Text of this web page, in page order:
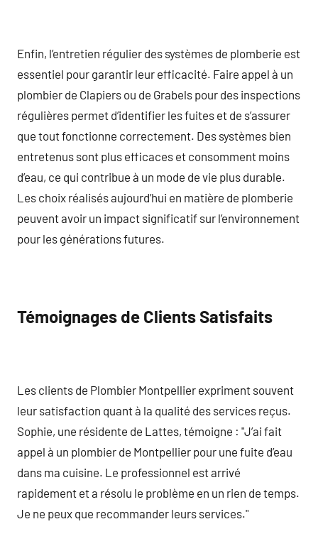
Enfin, l’entretien régulier des systèmes de plomberie est
essentiel pour garantir leur efficacité. Faire appel à un
plombier de Clapiers ou de Grabels pour des inspections
régulières permet d’identifier les fuites et de s’assurer
que tout fonctionne correctement. Des systèmes bien
entretenus sont plus efficaces et consomment moins
d’eau, ce qui contribue à un mode de vie plus durable.
Les choix réalisés aujourd’hui en matière de plomberie
peuvent avoir un impact significatif sur l’environnement
pour les générations futures.
Témoignages de Clients Satisfaits
Les clients de Plombier Montpellier expriment souvent
leur satisfaction quant à la qualité des services reçus.
Sophie, une résidente de Lattes, témoigne : "J’ai fait
appel à un plombier de Montpellier pour une fuite d’eau
dans ma cuisine. Le professionnel est arrivé
rapidement et a résolu le problème en un rien de temps.
Je ne peux que recommander leurs services."